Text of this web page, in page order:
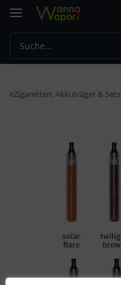
eZigaretten, Akkuträger & Sets